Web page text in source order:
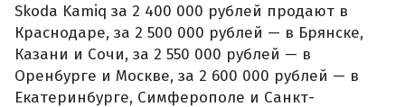
Skoda Kamiq за 2 400 000 рублей продают в
Краснодаре, за 2 500 000 рублей — в Брянске,
Казани и Сочи, за 2 550 000 рублей — в
Оренбурге и Москве, за 2 600 000 рублей — в
Екатеринбурге, Симферополе и Санкт-